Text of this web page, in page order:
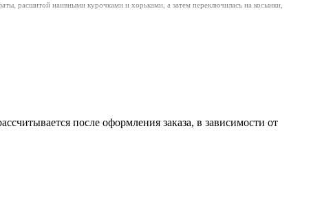
расшитой наивными курочками и хорьками, а затем переключилась на косынки,
после оформления заказа, в зависимости от